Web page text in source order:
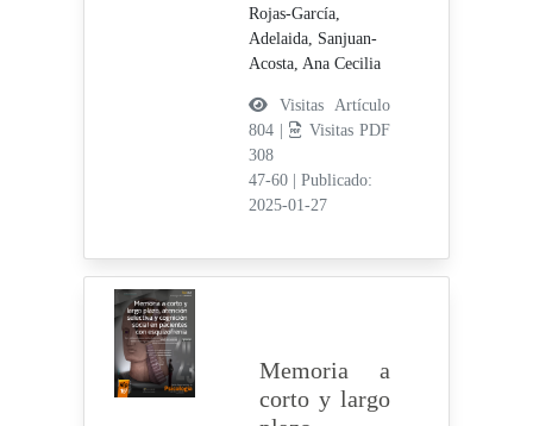
Rojas-García,
Adelaida, Sanjuan-
Acosta, Ana Cecilia
Visitas Artículo
804 |
Visitas PDF
308
47-60
Publicado:
2025-01-27
Memoria a
corto y largo